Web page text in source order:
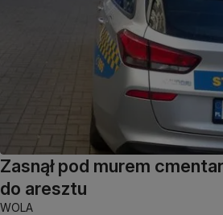
Zasnął pod murem
do aresztu
WOLA